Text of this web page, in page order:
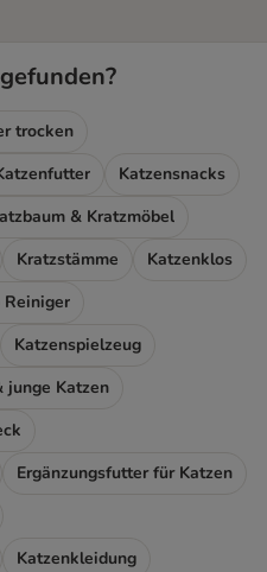
trocken
Katzensnacks
& Kratzmöbel
Kratzstämme
Katzenklos
Reiniger
Katzenspielzeug
junge Katzen
Ergänzungsfutter für Katzen
Katzenkleidung